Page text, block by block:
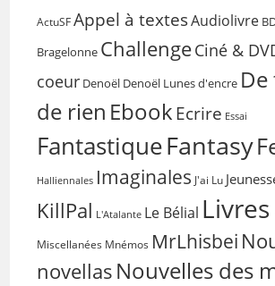
ActuSF Appel à textesAudiolivre
Bragelonne ChallengeCiné &
coeur Denoël Denoël Lunes d'encre
de rien EbookEcrire Essai
FantastiqueFantasy
Halliennales Imaginales J'ai Lu
KillPal L'Atalante Le Bélial
Miscellanées Mnémos MrLhisbei
novellas Nouvelles des